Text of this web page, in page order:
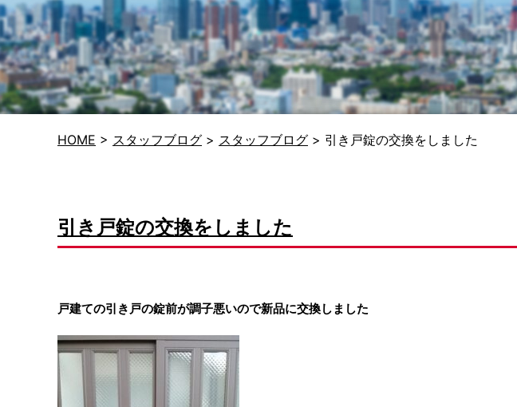
HOME > スタッフブログ > スタッフブログ > 引き戸錠の交換をしました
引き戸錠の交換をしました
戸建ての引き戸の錠前が調子悪いので新品に交換しました